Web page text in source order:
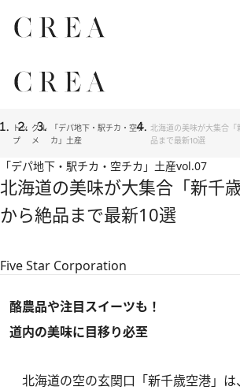
トッ
プ
グル
メ
「デパ地下・駅チカ・空チ
カ」土産
北海道の美味が大集合
品まで最新10選
「デパ地下・駅チカ・空チカ」土産vol.07
北海道の美味が大集合「新千
から絶品まで最新10選
Five Star Corporation
酪農品や注目スイーツも！
道内の美味に目移り必至
北海道の空の玄関口「新千歳空港」は